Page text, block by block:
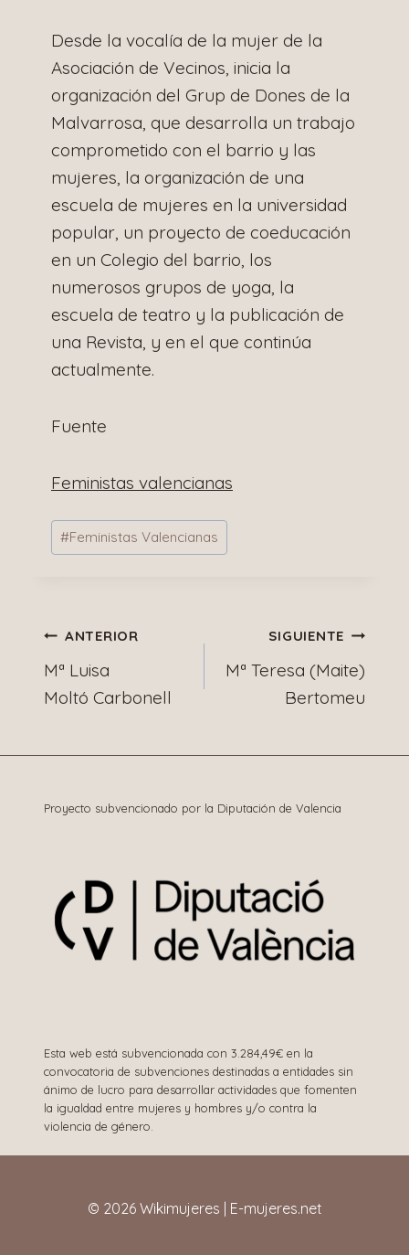
Desde la vocalía de la mujer de la
Asociación de Vecinos, inicia la
organización del Grup de Dones de la
Malvarrosa, que desarrolla un trabajo
comprometido con el barrio y las
mujeres, la organización de una
escuela de mujeres en la universidad
popular, un proyecto de coeducación
en un Colegio del barrio, los
numerosos grupos de yoga, la
escuela de teatro y la publicación de
una Revista, y en el que continúa
actualmente.
Fuente
Feministas valencianas
Etiquetas
de
#Feministas Valencianas
Navegación
de
ANTERIOR
Mª Luisa
Moltó Carbonell
SIGUIENTE
Mª Teresa (Maite)
Bertomeu
Proyecto subvencionado por la Diputación de Valencia
Esta web está subvencionada con 3.284,49€ en la
convocatoria de subvenciones destinadas a entidades sin
ánimo de lucro para desarrollar actividades que fomenten
la igualdad entre mujeres y hombres y/o contra la
violencia de género.
© 2026 Wikimujeres | E-mujeres.net